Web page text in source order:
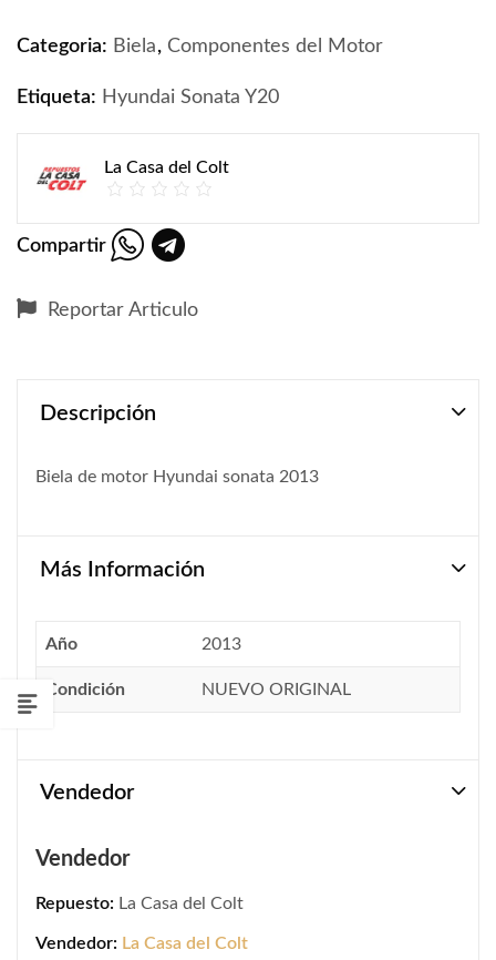
Categoria: Biela, Componentes del Motor
Etiqueta: Hyundai Sonata Y20
La Casa del Colt
Compartir
Reportar Articulo
Descripción
Biela de motor Hyundai sonata 2013
Más Información
Año 2013
Condición NUEVO ORIGINAL
Vendedor
Vendedor
Repuesto: La Casa del Colt
Vendedor: La Casa del Colt